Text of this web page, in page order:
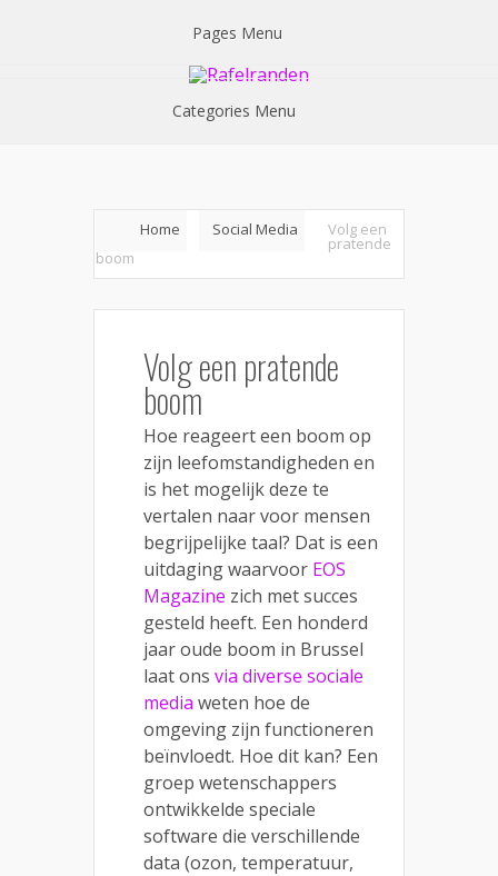
Pages Menu
Categories Menu
Home Social Media Volg een
pratende
boom
Volg een pratende
boom
Hoe reageert een boom op
zijn leefomstandigheden en
is het mogelijk deze te
vertalen naar voor mensen
begrijpelijke taal? Dat is een
uitdaging waarvoor EOS
Magazine zich met succes
gesteld heeft. Een honderd
jaar oude boom in Brussel
laat ons via diverse sociale
media weten hoe de
omgeving zijn functioneren
beïnvloedt. Hoe dit kan? Een
groep wetenschappers
ontwikkelde speciale
software die verschillende
data (ozon, temperatuur,